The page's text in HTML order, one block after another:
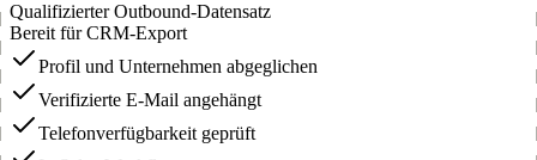
Qualifizierter Outbound-Datensatz
Bereit für CRM-Export
Profil und Unternehmen abgeglichen
Verifizierte E-Mail angehängt
Telefonverfügbarkeit geprüft